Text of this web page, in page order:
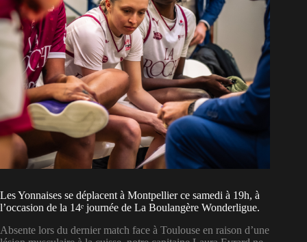
Les Yonnaises se déplacent à Montpellier ce samedi à 19h, à
l’occasion de la 14ᵉ journée de La Boulangère Wonderligue.
Absente lors du dernier match face à Toulouse en raison d’une